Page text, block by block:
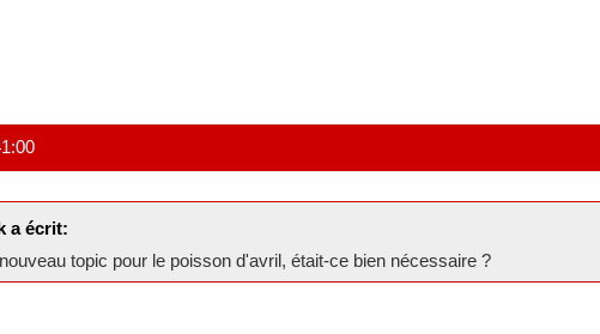
a écrit:
topic pour le poisson d'avril, était-ce bien nécessaire ?